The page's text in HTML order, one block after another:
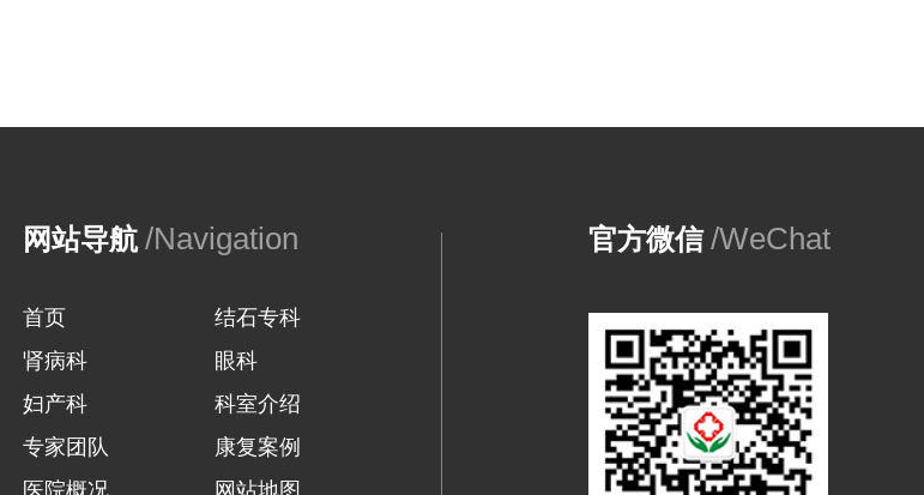
网站导航/Navigation
首页
结石专科
肾病科
眼科
妇产科
科室介绍
专家团队
康复案例
医院概况
网站地图
官方微信/WeChat